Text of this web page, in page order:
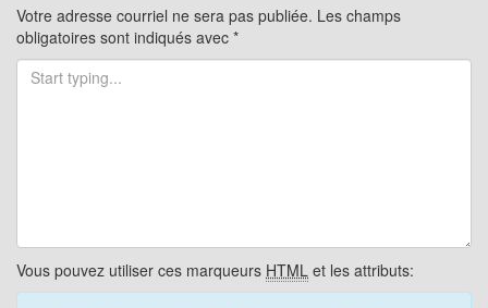
les
articles
Votre adresse courriel ne sera pas publiée. Les champs
obligatoires sont indiqués avec *
Vous pouvez utiliser ces marqueurs HTML et les attributs: